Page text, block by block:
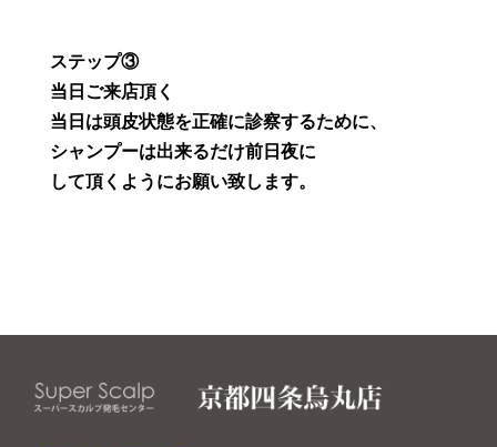
ステップ③
当日ご来店頂く
当日は頭皮状態を正確に診察するために、
シャンプーは出来るだけ前日夜に
して頂くようにお願い致します。